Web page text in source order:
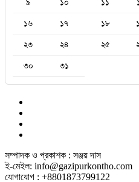
৯
১০ ১১
১৬
১৭ ১৮
২৩
২৪ ২৫
৩০
৩১
সম্পাদক ও প্রকাশক : সঞ্জয় দাস
ই-মেইল: info@gazipurkontho.com
যোগাযোগ : +8801873799122